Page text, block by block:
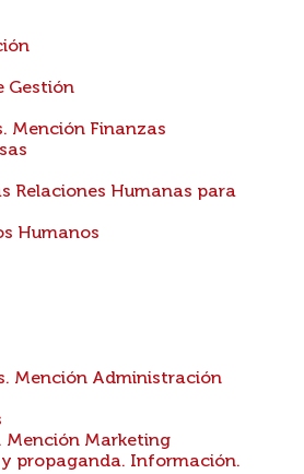
Gestión
Mención Finanzas
Relaciones Humanas para
Humanos
Mención Administración
Mención Marketing
propaganda. Información.